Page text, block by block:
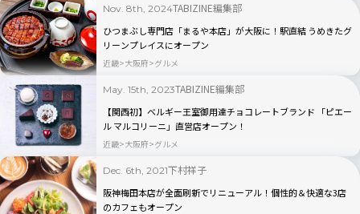
Nov. 8th, 2024TABIZINE編集部
ひつまぶし専門店「まるや本店」が大阪に！駅直結 うめきたグ
リーンプレイスにオープン
近畿 大阪府 グルメ
May. 15th, 2023TABIZINE編集部
【関西初】ベルギー王室御用達チョコレートブランド 「ピエー
ル マルコリーニ」直営店オープン！
近畿 大阪府 グルメ
Dec. 6th, 2021下村祥子
阪神梅田本店が全面刷新でリニューアル！個性的＆快適な3店
のカフェもオープン